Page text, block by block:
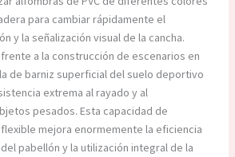
para cambiar rápidamente el
y la señalización visual de la cancha.
a la construcción de escenarios en
de barniz superficial del suelo deportivo
extrema al rayado y al
pesados. Esta capacidad de
mejora enormemente la eficiencia
pabellón y la utilización integral de la